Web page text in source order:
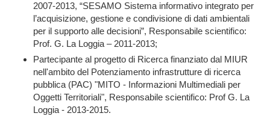
2007-2013, “SESAMO Sistema informativo integrato per
l’acquisizione, gestione e condivisione di dati ambientali
per il supporto alle decisioni”, Responsabile scientifico:
Prof. G. La Loggia – 2011-2013;
Partecipante al progetto di Ricerca finanziato dal MIUR
nell'ambito del Potenziamento infrastrutture di ricerca
pubblica (PAC) "MITO - Informazioni Multimediali per
Oggetti Territoriali", Responsabile scientifico: Prof G. La
Loggia - 2013-2015.